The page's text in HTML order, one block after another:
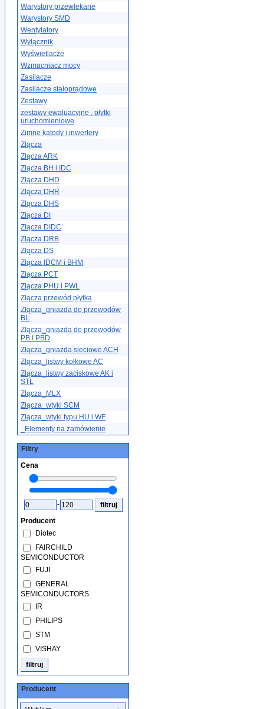
Warystory przewlekane
Warystory SMD
Wentylatory
Wyłącznik
Wyświetlacze
Wzmacniacz mocy
Zasilacze
Zasilacze stałoprądowe
Zestawy
zestawy ewaluacyjne , płytki
uruchomieniowe
Zimne katody i inwertery
Złącza
Złącza ARK
Złącza BH i IDC
Złącza DHD
Złącza DHR
Złącza DHS
Złącza DI
Złącza DIDC
Złącza DRB
Złącza DS
Złącza IDCM i BHM
Złącza PCT
Złącza PHU i PWL
Złącza przewód płytka
Złącza_gniazda do przewodów
BL
Złącza_gniazda do przewodów
PB i PBD
Złącza_gniazda sieciowe ACH
Złącza_listwy kołkowe AC
Złącza_listwy zaciskowe AK i
STL
Złącza_MLX
Złącza_wtyki SCM
Złącza_wtyki typu HU i WF
_Elementy na zamówienie
Filtry
Cena
-
Producent
Diotec
FAIRCHILD
SEMICONDUCTOR
FUJI
GENERAL
SEMICONDUCTORS
IR
PHILIPS
STM
VISHAY
Producent